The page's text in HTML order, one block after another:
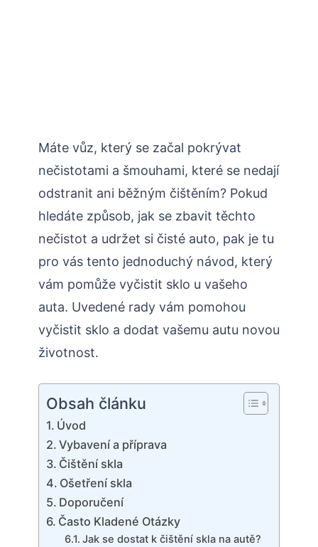
Máte vůz, který se začal pokrývat
nečistotami a šmouhami, které se nedají
odstranit ani běžným čištěním? Pokud
hledáte způsob, jak se zbavit těchto
nečistot a udržet si čisté auto, pak je tu
pro vás tento jednoduchý návod, který
vám pomůže vyčistit sklo u vašeho
auta. Uvedené rady vám pomohou
vyčistit sklo a dodat vašemu autu novou
životnost.
Obsah článku
Úvod
Vybavení a příprava
Čištění skla
Ošetření skla
Doporučení
Často Kladené Otázky
Jak se dostat k čištění skla na autě?